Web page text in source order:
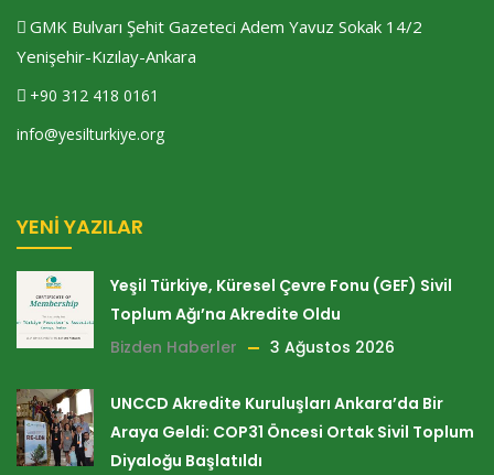
GMK Bulvarı Şehit Gazeteci Adem Yavuz Sokak 14/2
Yenişehir-Kızılay-Ankara
+90 312 418 0161
info@yesilturkiye.org
YENI YAZILAR
Yeşil Türkiye, Küresel Çevre Fonu (GEF) Sivil
Toplum Ağı’na Akredite Oldu
Bizden Haberler
3 Ağustos 2026
UNCCD Akredite Kuruluşları Ankara’da Bir
Araya Geldi: COP31 Öncesi Ortak Sivil Toplum
Diyaloğu Başlatıldı